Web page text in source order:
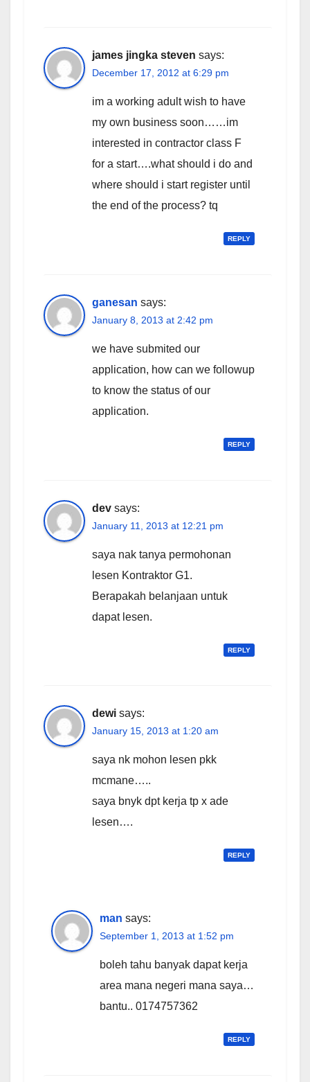
james jingka steven says:
December 17, 2012 at 6:29 pm
im a working adult wish to have
my own business soon……im
interested in contractor class F
for a start….what should i do and
where should i start register until
the end of the process? tq
REPLY
ganesan says:
January 8, 2013 at 2:42 pm
we have submited our
application, how can we followup
to know the status of our
application.
REPLY
dev says:
January 11, 2013 at 12:21 pm
saya nak tanya permohonan
lesen Kontraktor G1.
Berapakah belanjaan untuk
dapat lesen.
REPLY
dewi says:
January 15, 2013 at 1:20 am
saya nk mohon lesen pkk
mcmane…..
saya bnyk dpt kerja tp x ade
lesen….
REPLY
man says:
September 1, 2013 at 1:52 pm
boleh tahu banyak dapat kerja
area mana negeri mana saya…
bantu.. 0174757362
REPLY